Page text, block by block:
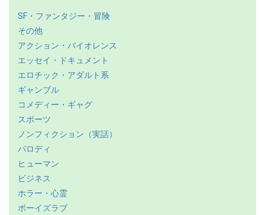
SF・ファンタジー・冒険
その他
アクション・バイオレンス
エッセイ・ドキュメント
エロチック・アダルト系
ギャンブル
コメディー・ギャグ
スポーツ
ノンフィクション（実話）
パロディ
ヒューマン
ビジネス
ホラー・心霊
ボーイズラブ